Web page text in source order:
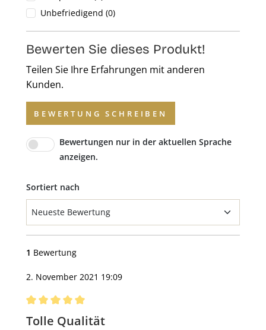
Unbefriedigend (0)
Bewerten Sie dieses Produkt!
Teilen Sie Ihre Erfahrungen mit anderen
Kunden.
BEWERTUNG SCHREIBEN
Bewertungen nur in der aktuellen Sprache
anzeigen.
Sortiert nach
1 Bewertung
2. November 2021 19:09
Bewertung mit 5 von 5 Sternen
Tolle Qualität